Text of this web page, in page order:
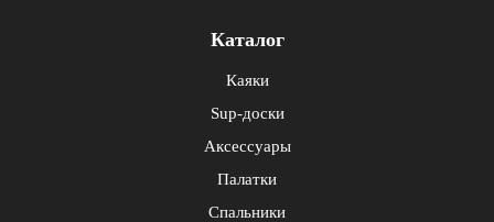
Каталог
Каяки
Sup-доски
Аксессуары
Палатки
Спальники